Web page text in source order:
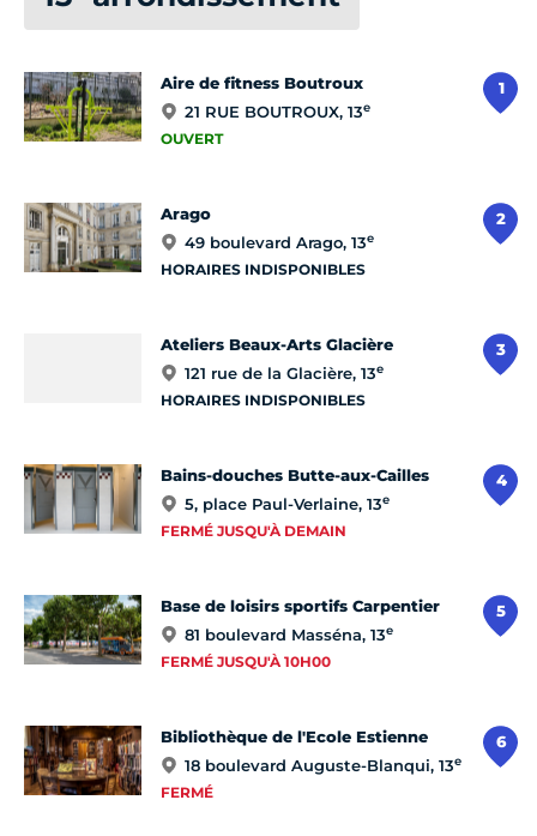
1
Aire de fitness Boutroux
21 RUE BOUTROUX, 13e
OUVERT
2
Arago
49 boulevard Arago, 13e
HORAIRES INDISPONIBLES
3
Ateliers Beaux-Arts Glacière
121 rue de la Glacière, 13e
HORAIRES INDISPONIBLES
4
Bains-douches Butte-aux-Cailles
5, place Paul-Verlaine, 13e
FERMÉ JUSQU'À DEMAIN
5
Base de loisirs sportifs Carpentier
81 boulevard Masséna, 13e
FERMÉ JUSQU'À 10H00
6
Bibliothèque de l'Ecole Estienne
18 boulevard Auguste-Blanqui, 13e
FERMÉ